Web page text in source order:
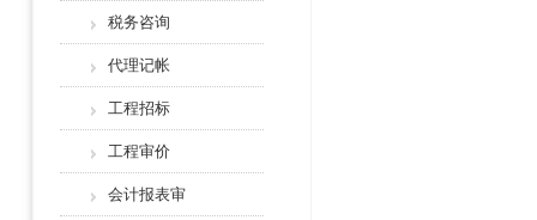
税务咨询
代理记帐
工程招标
工程审价
会计报表审